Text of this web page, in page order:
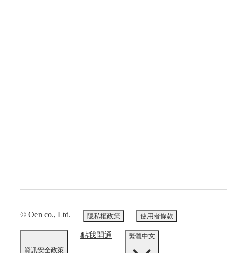
© Oen co., Ltd. 隱私權政策 使用者條款
資訊安全政策
點我開通 繁體中文